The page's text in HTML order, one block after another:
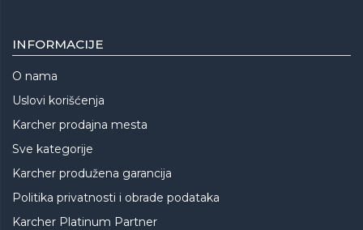
INFORMACIJE
O nama
Uslovi korišćenja
Karcher prodajna mesta
Sve kategorije
Karcher produžena garancija
Politika privatnosti i obrade podataka
Karcher Platinum Partner